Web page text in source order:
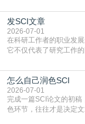
能领到补贴首选‌京东
4949】等，口令会随活
复制粘贴【8$FKFGgJq
发SCI文章
2026-07-01
在科研工作者的职业发
它不仅代表了研究工作
战与困惑。从选题立意
篇AEIC学术交流中心小
一步发表SCI文章，首要
怎么自己润色SCI
2026-07-01
完成一篇SCI论文的初
色环节，往往才是决定